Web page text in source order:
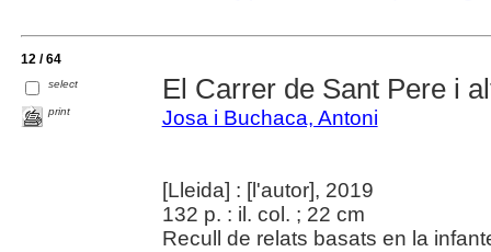
12 / 64
select
print
El Carrer de Sant Pere i
Josa i Buchaca, Antoni
[Lleida] : [l'autor], 2019
132 p. : il. col. ; 22 cm
Recull de relats basats en la